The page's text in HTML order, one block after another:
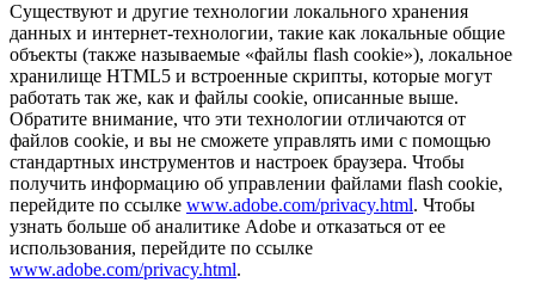
Существуют и другие технологии локального хранения
данных и интернет-технологии, такие как локальные общие
объекты (также называемые «файлы flash cookie»), локальное
хранилище HTML5 и встроенные скрипты, которые могут
работать так же, как и файлы cookie, описанные выше.
Обратите внимание, что эти технологии отличаются от
файлов cookie, и вы не сможете управлять ими с помощью
стандартных инструментов и настроек браузера. Чтобы
получить информацию об управлении файлами flash cookie,
перейдите по ссылке www.adobe.com/privacy.html. Чтобы
узнать больше об аналитике Adobe и отказаться от ее
использования, перейдите по ссылке
www.adobe.com/privacy.html.